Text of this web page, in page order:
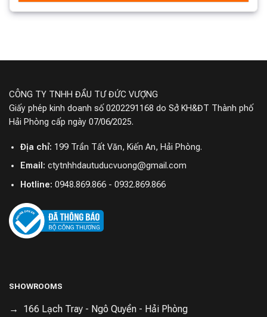
CÔNG TY TNHH ĐẦU TƯ ĐỨC VƯỢNG
Giấy phép kinh doanh số 0202291168 do Sở KH&ĐT Thành phố
Hải Phòng cấp ngày 07/06/2025.
Địa chỉ: 199 Trần Tất Văn, Kiến An, Hải Phòng.
Email: ctytnhhdautuducvuong@gmail.com
Hotline: 0948.869.866 - 0932.869.866
SHOWROOMS
166 Lạch Tray - Ngô Quyền - Hải Phòng